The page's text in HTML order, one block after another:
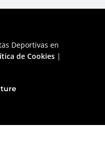
Deportivas en
de Cookies |